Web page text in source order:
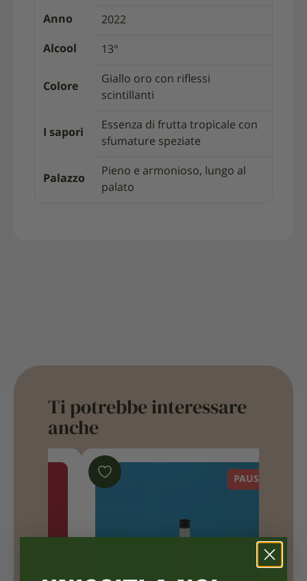
Anno 2022
Alcool 13°
Colore
Giallo oro con riflessi
scintillanti
I sapori
Essenza di frutta tropicale con
sfumature speziate
Palazzo
Pieno e armonioso, lungo al
palato
Ti potrebbe interessare
anche